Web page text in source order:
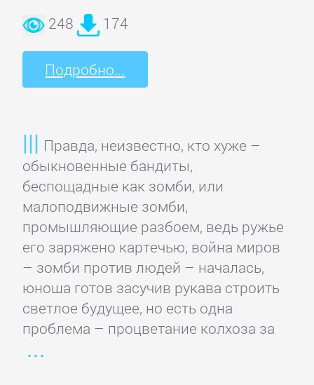
248 174
Подробно...
Правда, неизвестно, кто хуже –
обыкновенные бандиты,
беспощадные как зомби, или
малоподвижные зомби,
промышляющие разбоем, ведь ружье
его заряжено картечью, война миров
– зомби против людей – началась,
юноша готов засучив рукава строить
светлое будущее, но есть одна
проблема – процветание колхоза за
Литература
Присоединиться
Войти
Контакт
Карта